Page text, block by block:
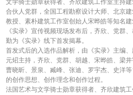
合伙人党群，全国工程勘察设计大师、北京
教授、素朴建筑工作室创始人宋晔皓等知名建
《实录》宣传视频现场发布后，齐欣、党群
勤为《实录》线下首发揭幕。
首发式后的入选作品解析，由《实录》主编
元炤主持，齐欣、党群、胡越、宋晔皓、梁井
曹晓昕、景泉、臧峰、张迪、罗宇杰、史洋
的创作思想、创作理念和创作过程。
法国艺术与文学骑士勋章获得者、齐欣建筑